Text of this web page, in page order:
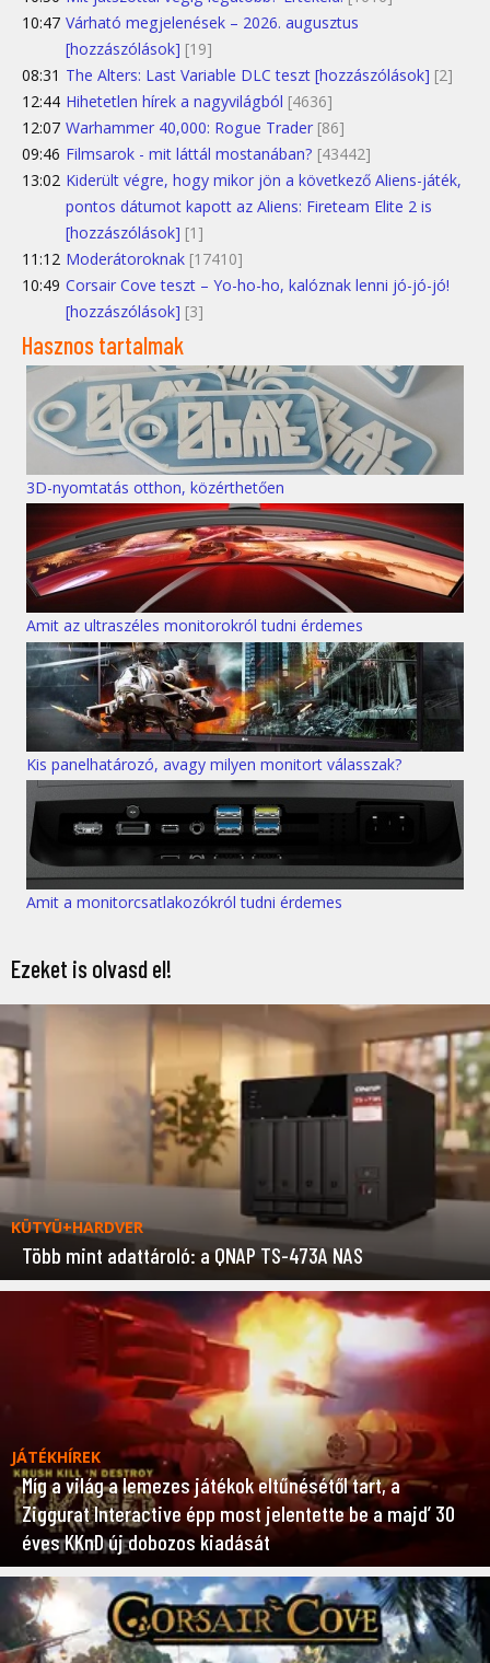
10:47 Várható megjelenések – 2026. augusztus
[hozzászólások] [19]
08:31 The Alters: Last Variable DLC teszt [hozzászólások] [2]
12:44 Hihetetlen hírek a nagyvilágból [4636]
12:07 Warhammer 40,000: Rogue Trader [86]
09:46 Filmsarok - mit láttál mostanában? [43442]
13:02 Kiderült végre, hogy mikor jön a következő Aliens-játék,
pontos dátumot kapott az Aliens: Fireteam Elite 2 is
[hozzászólások] [1]
11:12 Moderátoroknak [17410]
10:49 Corsair Cove teszt – Yo-ho-ho, kalóznak lenni jó-jó-jó!
[hozzászólások] [3]
Hasznos tartalmak
3D-nyomtatás otthon, közérthetően
Amit az ultraszéles monitorokról tudni érdemes
Kis panelhatározó, avagy milyen monitort válasszak?
Amit a monitorcsatlakozókról tudni érdemes
Ezeket is olvasd el!
KÜTYÜ+HARDVER
Több mint adattároló: a QNAP TS-473A NAS
JÁTÉKHÍREK
Míg a világ a lemezes játékok eltűnésétől tart, a
Ziggurat Interactive épp most jelentette be a majd’ 30
éves KKnD új dobozos kiadását